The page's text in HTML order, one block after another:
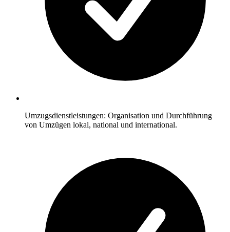
Umzugsdienstleistungen: Organisation und Durchführung
von Umzügen lokal, national und international.